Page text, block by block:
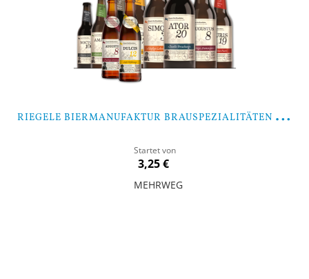
R
IEGELE BIERMANUFAKTUR BRAUSPEZIALITÄTEN MIXPAKET
Startet von
3,25 €
MEHRWEG